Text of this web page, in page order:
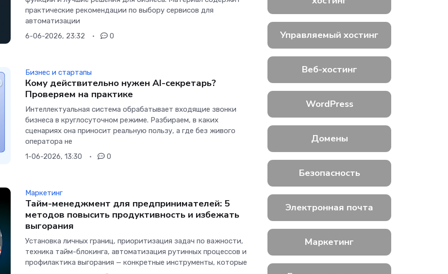
практические рекомендации по выбору сервисов для
автоматизации
6-06-2026, 23:32
0
Бизнес и стартапы
Кому действительно нужен AI-секретарь?
Проверяем на практике
Интеллектуальная система обрабатывает входящие звонки
бизнеса в круглосуточном режиме. Разбираем, в каких
сценариях она приносит реальную пользу, а где без живого
оператора не
1-06-2026, 13:30
0
Маркетинг
Тайм-менеджмент для предпринимателей: 5
методов повысить продуктивность и избежать
выгорания
Установка личных границ, приоритизация задач по важности,
техника тайм-блокинга, автоматизация рутинных процессов и
профилактика выгорания — конкретные инструменты, которые
Управляемый хостинг
Веб-хостинг
WordPress
Домены
Безопасность
Электронная почта
Маркетинг